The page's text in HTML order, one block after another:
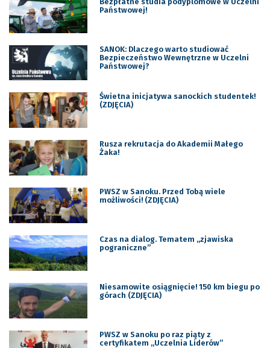
Państwowej!
SANOK: Dlaczego warto studiować
Bezpieczeństwo Wewnętrzne w Uczelni
Państwowej?
Świetna inicjatywa sanockich studentek!
(ZDJĘCIA)
Rusza rekrutacja do Akademii Małego
Żaka!
PWSZ w Sanoku. Przed Tobą wiele
możliwości! (ZDJĘCIA)
Czas na dialog. Tematem „zjawiska
pograniczne”
Niesamowite osiągnięcie! 150 km biegu po
górach (ZDJĘCIA)
PWSZ w Sanoku po raz piąty z
certyfikatem „Uczelnia Liderów”